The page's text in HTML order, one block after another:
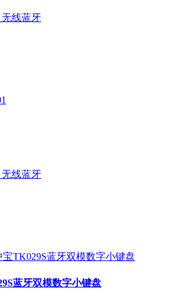
无线蓝牙
无线蓝牙
蓝牙双模数字小键盘